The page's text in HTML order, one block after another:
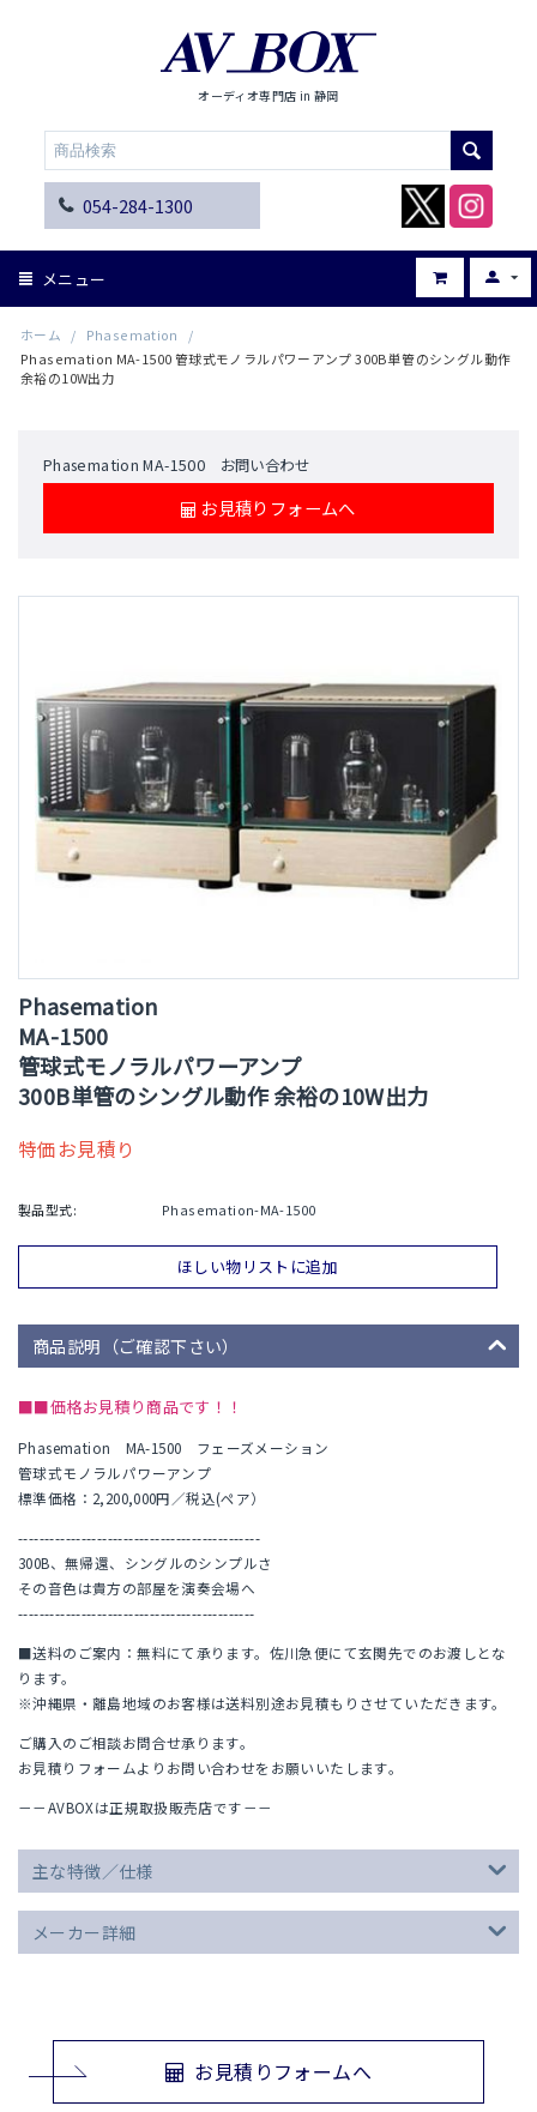
オーディオ専門店 in 静岡
054-284-1300
メニュー
ホーム / Phasemation
/
Phasemation MA-1500 管球式モノラルパワーアンプ 300B単管のシングル動作
余裕の10W出力
Phasemation MA-1500 お問い合わせ
お見積りフォームへ
Phasemation
MA-1500
管球式モノラルパワーアンプ
300B単管のシングル動作 余裕の10W出力
特価お見積り
製品型式: Phasemation-MA-1500
ほしい物リストに追加
商品説明（ご確認下さい）
■■価格お見積り商品です！！
Phasemation MA-1500 フェーズメーション
管球式モノラルパワーアンプ
標準価格：2,200,000円／税込(ペア）
----------------------------------------------
300B、無帰還、シングルのシンプルさ
その音色は貴方の部屋を演奏会場へ
---------------------------------------------
■送料のご案内：無料にて承ります。佐川急便にて玄関先でのお渡しとな
ります。
※沖縄県・離島地域のお客様は送料別途お見積もりさせていただきます。
ご購入のご相談お問合せ承ります。
お見積りフォームよりお問い合わせをお願いいたします。
－－AVBOXは正規取扱販売店です－－
主な特徴／仕様
メーカー詳細
お見積りフォームへ